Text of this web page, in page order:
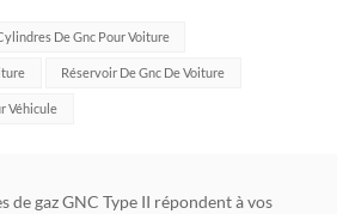
De Gnc Pour Voiture
Réservoir De Gnc De Voiture
Véhicule
de gaz GNC Type II répondent à vos